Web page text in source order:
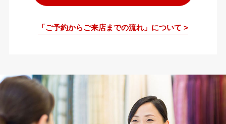
「ご予約からご来店までの流れ」について >